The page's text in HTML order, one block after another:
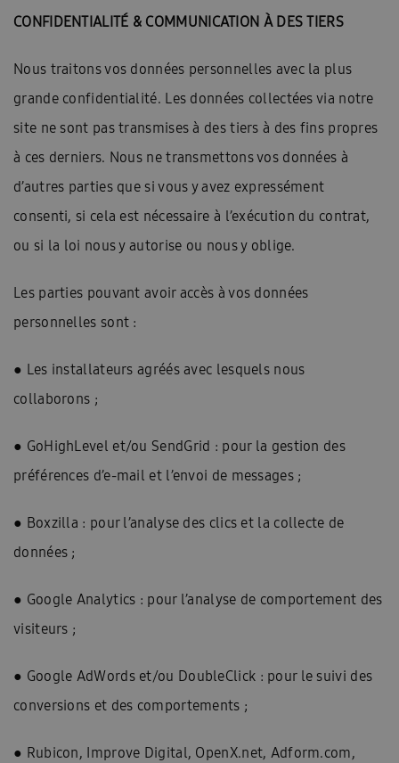
CONFIDENTIALITÉ & COMMUNICATION À DES TIERS
Nous traitons vos données personnelles avec la plus
grande confidentialité. Les données collectées via notre
site ne sont pas transmises à des tiers à des fins propres
à ces derniers. Nous ne transmettons vos données à
d’autres parties que si vous y avez expressément
consenti, si cela est nécessaire à l’exécution du contrat,
ou si la loi nous y autorise ou nous y oblige.
Les parties pouvant avoir accès à vos données
personnelles sont :
● Les installateurs agréés avec lesquels nous
collaborons ;
● GoHighLevel et/ou SendGrid : pour la gestion des
préférences d’e-mail et l’envoi de messages ;
● Boxzilla : pour l’analyse des clics et la collecte de
données ;
● Google Analytics : pour l’analyse de comportement des
visiteurs ;
● Google AdWords et/ou DoubleClick : pour le suivi des
conversions et des comportements ;
● Rubicon, Improve Digital, OpenX.net, Adform.com,